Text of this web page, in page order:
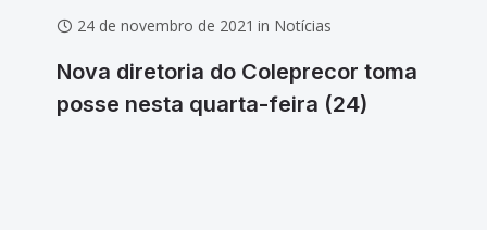
24 de novembro de 2021 in Notícias
Nova diretoria do Coleprecor toma
posse nesta quarta-feira (24)